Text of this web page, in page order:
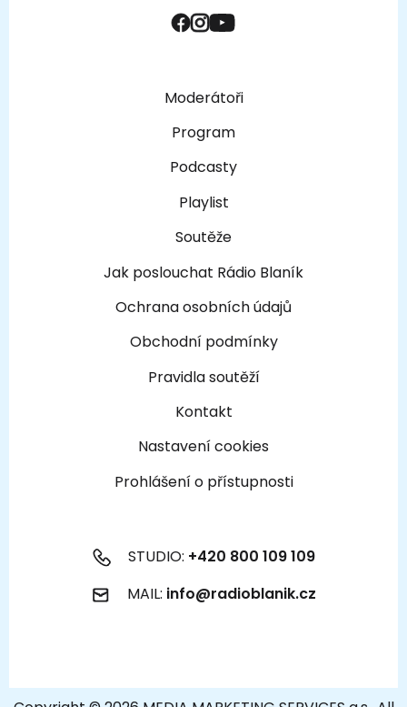
Moderátoři
Program
Podcasty
Playlist
Soutěže
Jak poslouchat Rádio Blaník
Ochrana osobních údajů
Obchodní podmínky
Pravidla soutěží
Kontakt
Nastavení cookies
Prohlášení o přístupnosti
STUDIO: +420 800 109 109
MAIL: info@radioblanik.cz